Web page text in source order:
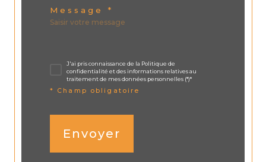
Message *
J'ai pris connaissance de la Politique de
confidentialité et des informations relatives au
traitement de mes données personnelles (*)*
* Champ obligatoire
Envoyer